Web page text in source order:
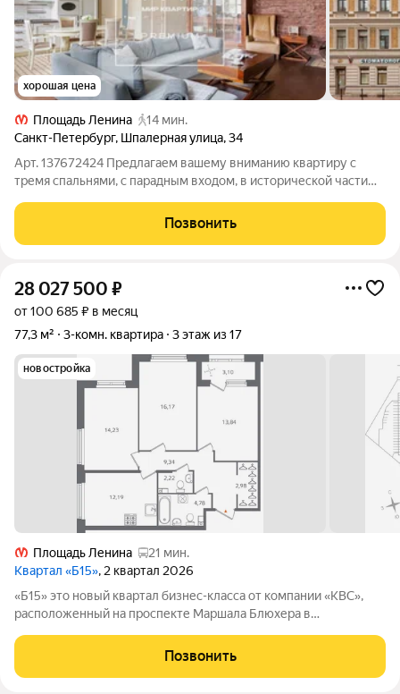
хорошая цена
Площадь Ленина
14 мин.
Санкт-Петербург, Шпалерная улица,34
Арт. 137672424 Предлагаем вашему вниманию квартиру с
тремя спальнями, с парадным входом, в исторической части
расположена на 3 этаже дома с лифтом, что обеспечивает
комфорт и удобство проживания.
Позвонить
28 027 500 ₽
от 100 685 ₽ в месяц
77,3 м²
3-комн. квартира 3 этаж из 17
новостройка
Площадь Ленина
21 мин.
Квартал «Б15», 2 квартал 2026
«Б15» это новый квартал бизнес-класса от компании «КВС»,
расположенный на проспекте Маршала Блюхера в
близость к динамичному центру Петербурга и
умиротворенным парковым зонам Калининского
Позвонить